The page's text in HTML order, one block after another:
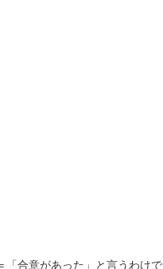
「合意があった」と言うわけで